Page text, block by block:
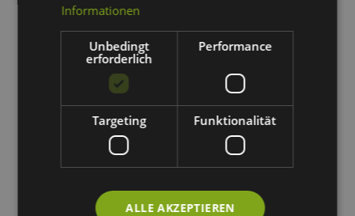
Rufen Sie uns an unter:
0351 44 00 44 22
Schicken Sie eine Mail an:
info@webneo.de
Standort Dresden
Standort Leipzig
Informationen
Unbedingt
erforderlich
Performance
Targeting Funktionalität
ALLE AKZEPTIEREN